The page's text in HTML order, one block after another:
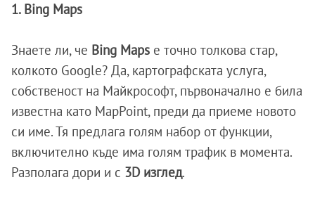
1. Bing Maps
Знаете ли, че Bing Maps е точно толкова стар,
колкото Google? Да, картографската услуга,
собственост на Майкрософт, първоначално е била
известна като MapPoint, преди да приеме новото
си име. Тя предлага голям набор от функции,
включително къде има голям трафик в момента.
Разполага дори и с 3D изглед.